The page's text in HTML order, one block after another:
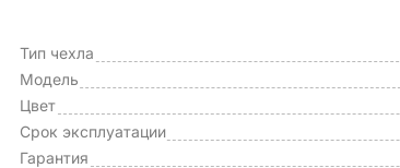
Тип чехла
Модель
Цвет
Срок эксплуатации
Гарантия